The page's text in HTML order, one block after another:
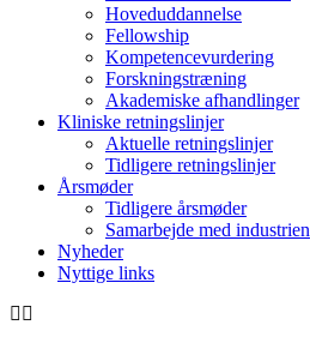
Hoveduddannelse
Fellowship
Kompetencevurdering
Forskningstræning
Akademiske afhandlinger
Kliniske retningslinjer
Aktuelle retningslinjer
Tidligere retningslinjer
Årsmøder
Tidligere årsmøder
Samarbejde med industrien
Nyheder
Nyttige links